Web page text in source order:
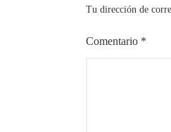
Tu dirección de
Comentario *